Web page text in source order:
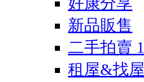
新品販售
二手拍賣 1
租屋&找屋